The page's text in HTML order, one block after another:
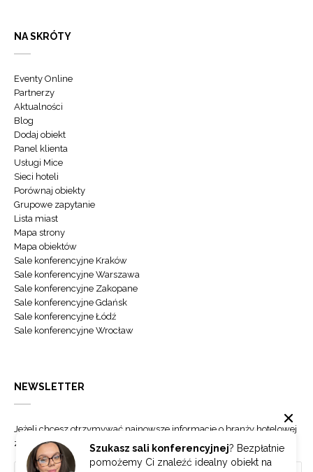
Szukasz sali konferencyjnej? Bezpłatnie
pomożemy Ci znaleźć idealny obiekt na
NA SKRÓTY
Eventy Online
Partnerzy
Aktualności
Blog
Dodaj obiekt
Panel klienta
Usługi Mice
Sieci hoteli
Porównaj obiekty
Grupowe zapytanie
Lista miast
Mapa strony
Mapa obiektów
Sale konferencyjne Kraków
Sale konferencyjne Warszawa
Sale konferencyjne Zakopane
Sale konferencyjne Gdańsk
Sale konferencyjne Łódź
Sale konferencyjne Wrocław
NEWSLETTER
Jeżeli chcesz otrzymywać najnowsze informacje o branży hotelowej
zapisz się do naszego newslettera.